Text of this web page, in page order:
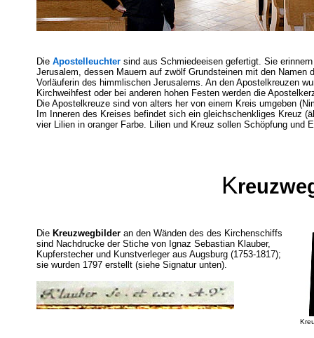
Die Apostelleuchter sind aus Schmiedeeisen gefertigt. Sie
Jerusalem, dessen Mauern auf zwölf Grundsteinen mit den
Vorläuferin des himmlischen Jerusalems. An den Apostelkreuzen
Kirchweihfest oder bei anderen hohen Festen werden die
Die Apostelkreuze sind von alters her von einem Kreis umgeben
Im Inneren des Kreises befindet sich ein gleichschenkliges Kreuz
vier Lilien in oranger Farbe. Lilien und Kreuz sollen Schöpfung und
K
Die Kreuzwegbilder an den Wänden des des Kirchenschiffs
sind Nachdrucke der Stiche von Ignaz Sebastian Klauber,
Kupferstecher und Kunstverleger aus Augsburg (1753-1817);
sie wurden 1797 erstellt (siehe Signatur unten).